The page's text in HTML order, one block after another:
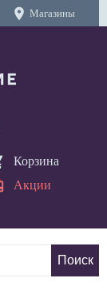
location_on Магазины
Корзина
Акции